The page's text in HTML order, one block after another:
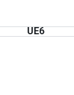
UE6